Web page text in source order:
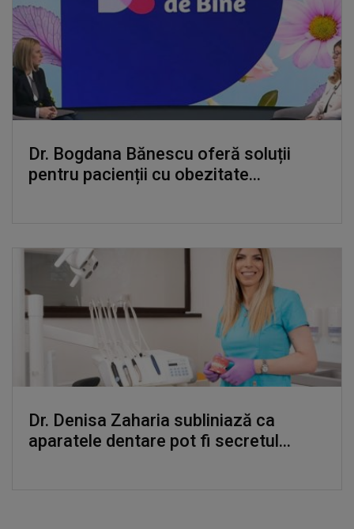
Dr. Bogdana Bănescu oferă soluții
pentru pacienții cu obezitate...
Dr. Denisa Zaharia subliniază ca
aparatele dentare pot fi secretul...